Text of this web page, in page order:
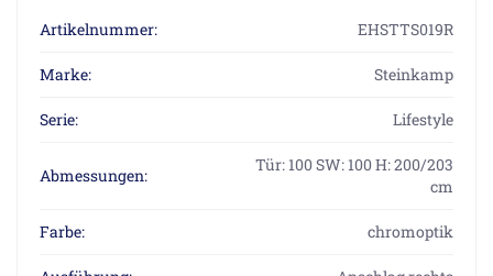
Artikelnummer: EHSTTS019R
Marke: Steinkamp
Serie: Lifestyle
Abmessungen:
Tür: 100 SW: 100 H: 200/203
cm
Farbe: chromoptik